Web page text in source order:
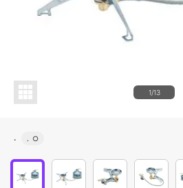
1/13
. . ○